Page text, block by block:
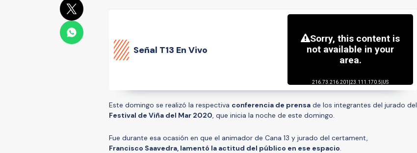
Señal T13 En Vivo
Este domingo se realizó la respectiva conferencia de prensa de los integrantes del jurado del
Festival de Viña del Mar 2020, que inicia la noche de este domingo.
Fue durante esa ocasión en que el animador de Cana 13 y jurado del certament,
Francisco Saavedra, lamentó la actitud del público en ese espacio.